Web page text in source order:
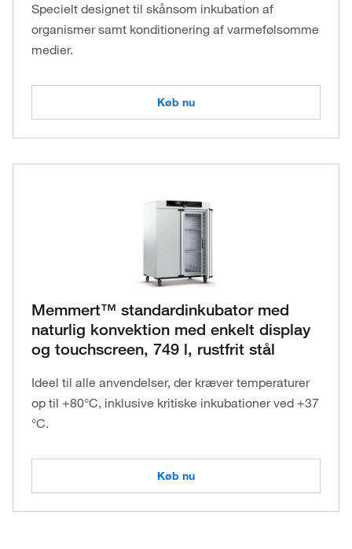
Specielt designet til skånsom inkubation af
organismer samt konditionering af varmefølsomme
medier.
Køb nu
Memmert™ standardinkubator med
naturlig konvektion med enkelt display
og touchscreen, 749 l, rustfrit stål
Ideel til alle anvendelser, der kræver temperaturer
op til +80°C, inklusive kritiske inkubationer ved +37
°C.
Køb nu